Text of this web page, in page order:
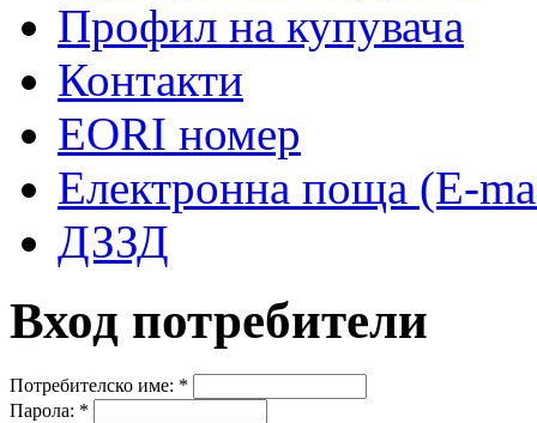
Профил на купувача
Контакти
EORI номер
Електронна поща (E-
ДЗЗД
Вход потребители
Потребителско име: *
Парола: *